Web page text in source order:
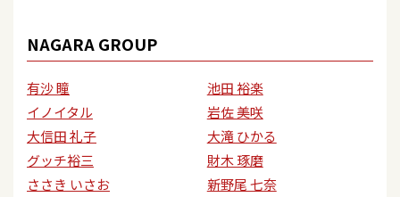
NAGARA GROUP
有沙 瞳
池田 裕楽
イノイタル
岩佐 美咲
大信田 礼子
大滝 ひかる
グッチ裕三
財木 琢磨
ささき いさお
新野尾 七奈